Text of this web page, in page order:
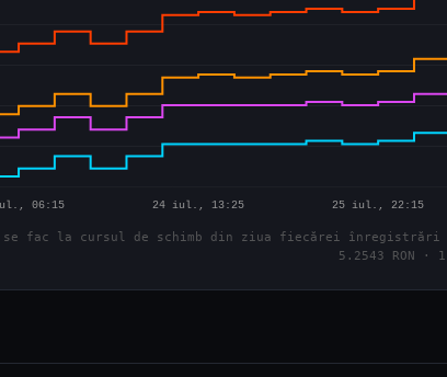
fac la cursul de schimb din ziua fiecărei înregistrări
5.2543 RON ·